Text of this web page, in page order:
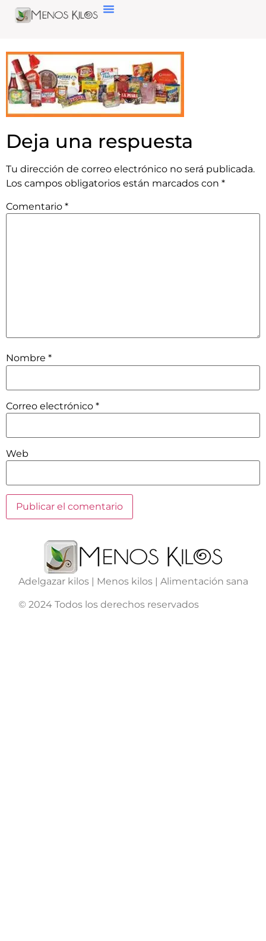
Deja una respuesta
Tu dirección de correo electrónico no será publicada.
Los campos obligatorios están marcados con *
Comentario *
Nombre *
Correo electrónico *
Web
Adelgazar kilos | Menos kilos | Alimentación sana
© 2024 Todos los derechos reservados